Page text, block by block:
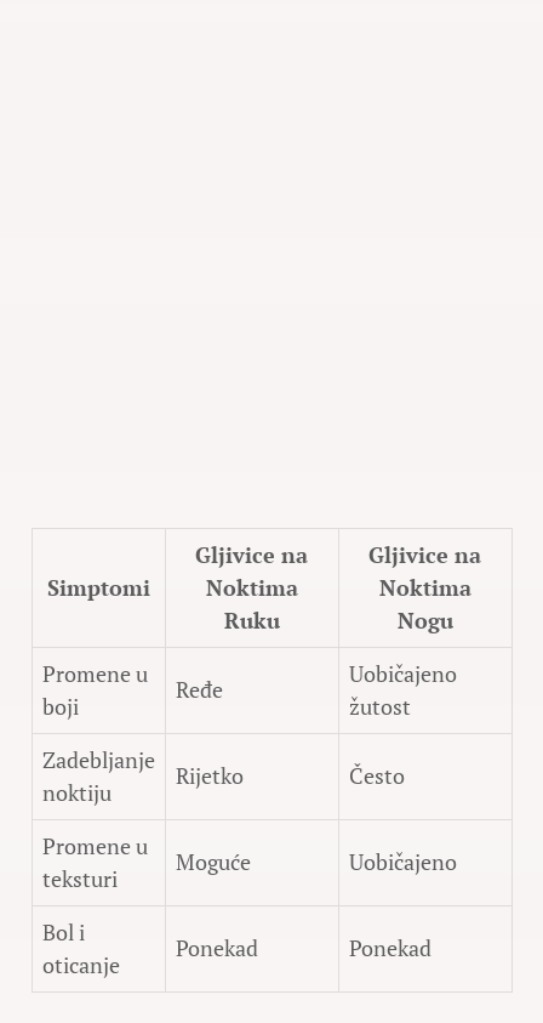
Simptomi
Gljivice na
Noktima
Ruku
Gljivice na
Noktima
Nogu
Promene u
boji
Ređe
Uobičajeno
žutost
Zadebljanje
noktiju
Rijetko Često
Promene u
teksturi
Moguće Uobičajeno
Bol i
oticanje
Ponekad Ponekad